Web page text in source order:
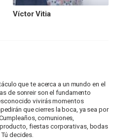
Víctor Vitia
que te acerca a un mundo en el
de sonreir son el fundamento
vivirás momentos
que cierres la boca, ya sea por
comuniones,
fiestas corporativas, bodas
decides.